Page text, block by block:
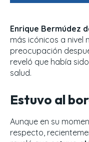
Enrique Bermúdez
más icónicos a nivel
preocupación
reveló que había
salud.
Estuvo al
Aunque en su
respecto,